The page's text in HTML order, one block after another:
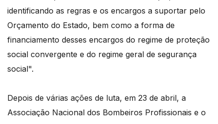
identificando as regras e os encargos a suportar pelo
Orçamento do Estado, bem como a forma de
financiamento desses encargos do regime de proteção
social convergente e do regime geral de segurança
social".
Depois de várias ações de luta, em 23 de abril, a
Associação Nacional dos Bombeiros Profissionais e o